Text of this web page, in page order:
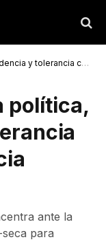
ante la violencia machista»
política,
ante la
para